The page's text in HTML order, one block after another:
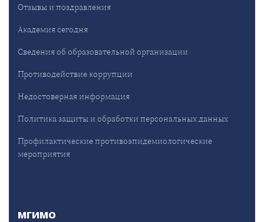
Отзывы и поздравления
Академия сегодня
Сведения об образовательной организации
Противодействие коррупции
Недостоверная информация
Политика защиты и обработки персональных данных
Профилактические противоэпидемиологические
мероприятия
МГИМО